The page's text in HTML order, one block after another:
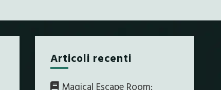
Articoli recenti
Magical Escape Room: